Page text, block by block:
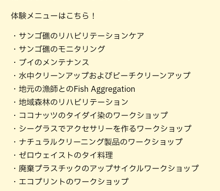
体験メニューはこちら！
・サンゴ礁のリハビリテーションケア
・サンゴ礁のモニタリング
・ブイのメンテナンス
・水中クリーンアップおよびビーチクリーンアップ
・地元の漁師とのFish Aggregation
・地域森林のリハビリテーション
・ココナッツのタイダイ染のワークショップ
・シーグラスでアクセサリーを作るワークショップ
・ナチュラルクリーニング製品のワークショップ
・ゼロウェイストのタイ料理
・廃棄プラスチックのアップサイクルワークショップ
・エコプリントのワークショップ